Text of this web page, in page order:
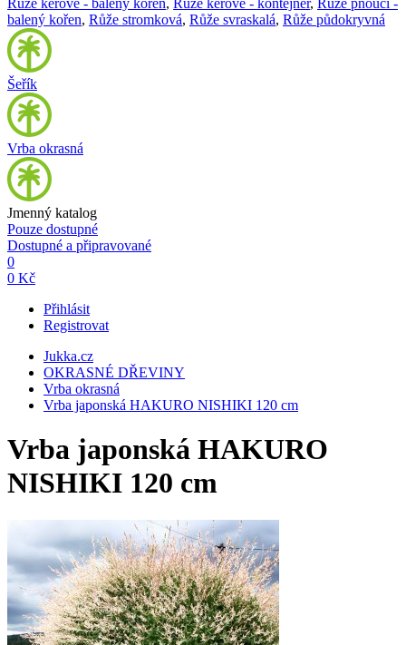
Růže keřové - balený kořen, Růže keřové - kontejner, Růže pnoucí -
balený kořen, Růže stromková, Růže svraskalá, Růže půdokryvná
Šeřík
Vrba okrasná
Jmenný katalog
Pouze dostupné
Dostupné a připravované
0
0 Kč
Přihlásit
Registrovat
Jukka.cz
OKRASNÉ DŘEVINY
Vrba okrasná
Vrba japonská HAKURO NISHIKI 120 cm
Vrba japonská HAKURO
NISHIKI 120 cm